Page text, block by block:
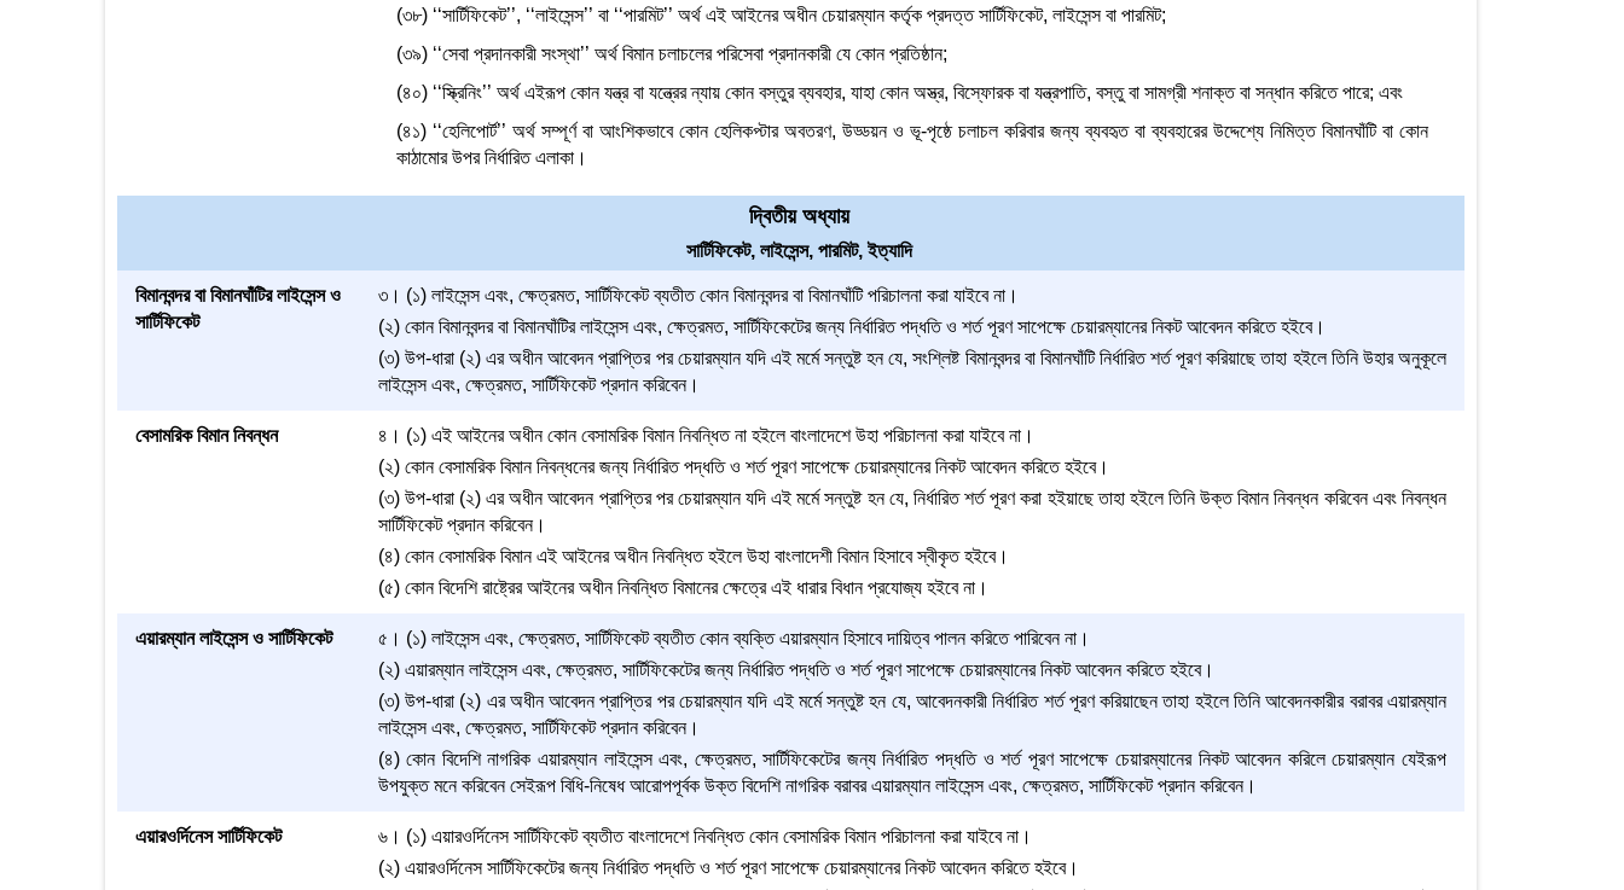
(৩৮) ‘‘সার্টিফিকেট’’, ‘‘লাইসেন্স’’ বা ‘‘পারমিট’’ অর্থ এই আইনের অধীন চেয়ারম্যান কর্তৃক প্রদত্ত সার্টিফিকেট, লাইসেন্স বা পারমিট;
(৩৯) ‘‘সেবা প্রদানকারী সংস্থা’’ অর্থ বিমান চলাচলের পরিসেবা প্রদানকারী যে কোন প্রতিষ্ঠান;
(৪০) ‘‘স্ক্রিনিং’’ অর্থ এইরূপ কোন যন্ত্র বা যন্ত্রের ন্যায় কোন বস্তুর ব্যবহার, যাহা কোন অস্ত্র, বিস্ফোরক বা যন্ত্রপাতি, বস্তু বা সামগ্রী শনাক্ত বা সন্ধান করিতে পারে; এবং
(৪১) ‘‘হেলিপোর্ট’’ অর্থ সম্পূর্ণ বা আংশিকভাবে কোন হেলিকপ্টার অবতরণ, উড্ডয়ন ও ভূ-পৃষ্ঠে চলাচল করিবার জন্য ব্যবহৃত বা ব্যবহারের উদ্দেশ্যে নিমিত্ত বিমানঘাঁটি বা কোন
কাঠামোর উপর নির্ধারিত এলাকা।
দ্বিতীয় অধ্যায়
সার্টিফিকেট, লাইসেন্স, পারমিট, ইত্যাদি
বিমানবন্দর বা বিমানঘাঁটির লাইসেন্স ও
সার্টিফিকেট
৩। (১) লাইসেন্স এবং, ক্ষেত্রমত, সার্টিফিকেট ব্যতীত কোন বিমানবন্দর বা বিমানঘাঁটি পরিচালনা করা যাইবে না।
(২) কোন বিমানবন্দর বা বিমানঘাঁটির লাইসেন্স এবং, ক্ষেত্রমত, সার্টিফিকেটের জন্য নির্ধারিত পদ্ধতি ও শর্ত পূরণ সাপেক্ষে চেয়ারম্যানের নিকট আবেদন করিতে হইবে।
(৩) উপ-ধারা (২) এর অধীন আবেদন প্রাপ্তির পর চেয়ারম্যান যদি এই মর্মে সন্তুষ্ট হন যে, সংশ্লিষ্ট বিমানবন্দর বা বিমানঘাঁটি নির্ধারিত শর্ত পূরণ করিয়াছে তাহা হইলে তিনি উহার অনুকূলে
লাইসেন্স এবং, ক্ষেত্রমত, সার্টিফিকেট প্রদান করিবেন।
বেসামরিক বিমান নিবন্ধন
৪। (১) এই আইনের অধীন কোন বেসামরিক বিমান নিবন্ধিত না হইলে বাংলাদেশে উহা পরিচালনা করা যাইবে না।
(২) কোন বেসামরিক বিমান নিবন্ধনের জন্য নির্ধারিত পদ্ধতি ও শর্ত পূরণ সাপেক্ষে চেয়ারম্যানের নিকট আবেদন করিতে হইবে।
(৩) উপ-ধারা (২) এর অধীন আবেদন প্রাপ্তির পর চেয়ারম্যান যদি এই মর্মে সন্তুষ্ট হন যে, নির্ধারিত শর্ত পূরণ করা হইয়াছে তাহা হইলে তিনি উক্ত বিমান নিবন্ধন করিবেন এবং নিবন্ধন
সার্টিফিকেট প্রদান করিবেন।
(৪) কোন বেসামরিক বিমান এই আইনের অধীন নিবন্ধিত হইলে উহা বাংলাদেশী বিমান হিসাবে স্বীকৃত হইবে।
(৫) কোন বিদেশি রাষ্ট্রের আইনের অধীন নিবন্ধিত বিমানের ক্ষেত্রে এই ধারার বিধান প্রযোজ্য হইবে না।
এয়ারম্যান লাইসেন্স ও সার্টিফিকেট
৫। (১) লাইসেন্স এবং, ক্ষেত্রমত, সার্টিফিকেট ব্যতীত কোন ব্যক্তি এয়ারম্যান হিসাবে দায়িত্ব পালন করিতে পারিবেন না।
(২) এয়ারম্যান লাইসেন্স এবং, ক্ষেত্রমত, সার্টিফিকেটের জন্য নির্ধারিত পদ্ধতি ও শর্ত পূরণ সাপেক্ষে চেয়ারম্যানের নিকট আবেদন করিতে হইবে।
(৩) উপ-ধারা (২) এর অধীন আবেদন প্রাপ্তির পর চেয়ারম্যান যদি এই মর্মে সন্তুষ্ট হন যে, আবেদনকারী নির্ধারিত শর্ত পূরণ করিয়াছেন তাহা হইলে তিনি আবেদনকারীর বরাবর এয়ারম্যান
লাইসেন্স এবং, ক্ষেত্রমত, সার্টিফিকেট প্রদান করিবেন।
(৪) কোন বিদেশি নাগরিক এয়ারম্যান লাইসেন্স এবং, ক্ষেত্রমত, সার্টিফিকেটের জন্য নির্ধারিত পদ্ধতি ও শর্ত পূরণ সাপেক্ষে চেয়ারম্যানের নিকট আবেদন করিলে চেয়ারম্যান যেইরূপ
উপযুক্ত মনে করিবেন সেইরূপ বিধি-নিষেধ আরোপপূর্বক উক্ত বিদেশি নাগরিক বরাবর এয়ারম্যান লাইসেন্স এবং, ক্ষেত্রমত, সার্টিফিকেট প্রদান করিবেন।
এয়ারওর্দিনেস সার্টিফিকেট
৬। (১) এয়ারওর্দিনেস সার্টিফিকেট ব্যতীত বাংলাদেশে নিবন্ধিত কোন বেসামরিক বিমান পরিচালনা করা যাইবে না।
(২) এয়ারওর্দিনেস সার্টিফিকেটের জন্য নির্ধারিত পদ্ধতি ও শর্ত পূরণ সাপেক্ষে চেয়ারম্যানের নিকট আবেদন করিতে হইবে।